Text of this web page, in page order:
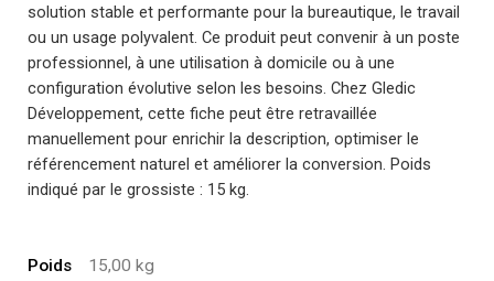
solution stable et performante pour la bureautique, le travail
ou un usage polyvalent. Ce produit peut convenir à un poste
professionnel, à une utilisation à domicile ou à une
configuration évolutive selon les besoins. Chez Gledic
Développement, cette fiche peut être retravaillée
manuellement pour enrichir la description, optimiser le
référencement naturel et améliorer la conversion. Poids
indiqué par le grossiste : 15 kg.
Poids 15,00 kg